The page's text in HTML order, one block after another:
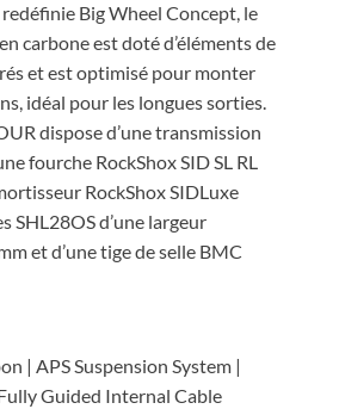
Big Wheel Concept, le
carbone est doté d’éléments de
et est optimisé pour monter
idéal pour les longues sorties.
dispose d’une transmission
fourche RockShox SID SL RL
RockShox SIDLuxe
SHL28OS d’une largeur
et d’une tige de selle BMC
| APS Suspension System |
Guided Internal Cable